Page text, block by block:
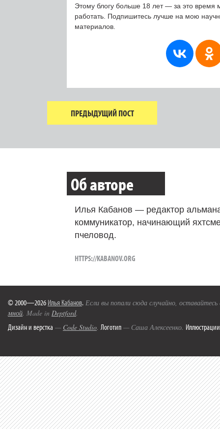
Этому блогу больше 18 лет — за это время
работать. Подпишитесь лучше на мою
материалов.
ПРЕДЫДУЩИЙ ПОСТ
Об авторе
Илья Кабанов — редактор
коммуникатор, начинающий
пчеловод.
HTTPS://KABANOV.ORG
© 2000—2026 Илья Кабанов. Если вы попали сюда случайно,
мной. Made in Deptford.
Дизайн и верстка — Code Studio. Логотип — Саша Алексеенко. Иллюстрации